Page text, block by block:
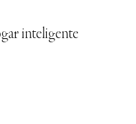
inteligente